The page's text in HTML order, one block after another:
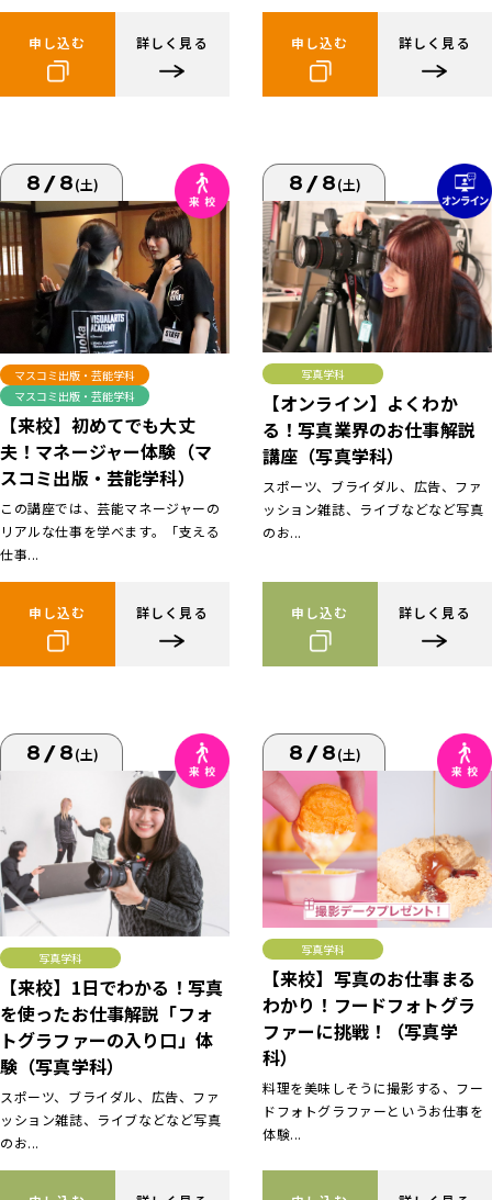
申し込む 詳しく見る 申し込む 詳しく見る
8/8(土)
マスコミ出版・芸能学科
マスコミ出版・芸能学科
【来校】初めてでも大丈
夫！マネージャー体験（マ
スコミ出版・芸能学科）
この講座では、芸能マネージャーの
リアルな仕事を学べます。「支える
仕事...
申し込む 詳しく見る
8/8(土)
写真学科
【オンライン】よくわか
る！写真業界のお仕事解説
講座（写真学科）
スポーツ、ブライダル、広告、ファ
ッション雑誌、ライブなどなど写真
のお...
申し込む 詳しく見る
8/8(土)
写真学科
【来校】1日でわかる！写真
を使ったお仕事解説「フォ
トグラファーの入り口」体
験（写真学科）
スポーツ、ブライダル、広告、ファ
ッション雑誌、ライブなどなど写真
のお...
8/8(土)
写真学科
【来校】写真のお仕事まる
わかり！フードフォトグラ
ファーに挑戦！（写真学
科）
料理を美味しそうに撮影する、フー
ドフォトグラファーというお仕事を
体験...